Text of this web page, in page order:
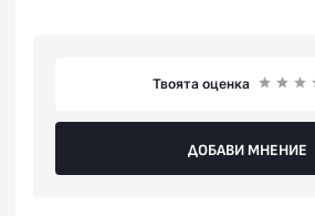
Твоята оценка
ДОБАВИ МНЕНИЕ